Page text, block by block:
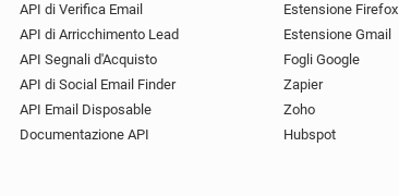
API di Verifica Email
API di Arricchimento Lead
API Segnali d'Acquisto
API di Social Email Finder
API Email Disposable
Documentazione API
Estensione Firefox
Estensione Gmail
Fogli Google
Zapier
Zoho
Hubspot